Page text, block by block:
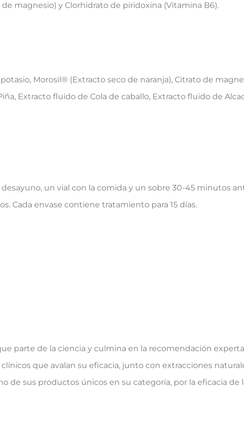
magnesio) y Clorhidrato de piridoxina (Vitamina B6).
Morosil® (Extracto seco de naranja), Citrato de
Extracto fluido de Cola de caballo, Extracto fluido de
un vial con la comida y un sobre 30-45 minutos
Cada envase contiene tratamiento para 15 días.
parte de la ciencia y culmina en la recomendación
que avalan su eficacia, junto con extracciones
de sus productos únicos en su categoría, por la eficacia de